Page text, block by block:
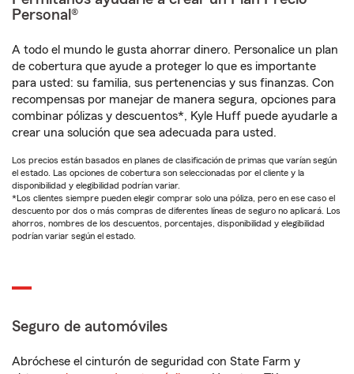
Personal®
A todo el mundo le gusta ahorrar dinero. Personalice un plan
de cobertura que ayude a proteger lo que es importante
para usted: su familia, sus pertenencias y sus finanzas. Con
recompensas por manejar de manera segura, opciones para
combinar pólizas y descuentos*, Kyle Huff puede ayudarle a
crear una solución que sea adecuada para usted.
Los precios están basados en planes de clasificación de primas que varían según
el estado. Las opciones de cobertura son seleccionadas por el cliente y la
disponibilidad y elegibilidad podrían variar.
*Los clientes siempre pueden elegir comprar solo una póliza, pero en ese caso el
descuento por dos o más compras de diferentes líneas de seguro no aplicará. Los
ahorros, nombres de los descuentos, porcentajes, disponibilidad y elegibilidad
podrían variar según el estado.
Seguro de automóviles
Abróchese el cinturón de seguridad con State Farm y